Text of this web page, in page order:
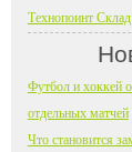
Технопоинт
Футбол и хоккей
отдельных матчей
Что становится